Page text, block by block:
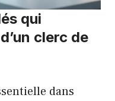
qui
clerc de
dans